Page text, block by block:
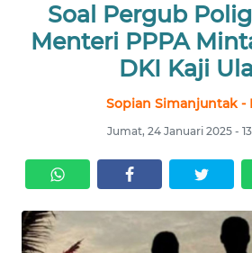
Soal Pergub
Menteri PPPA
DKI Kaji
Sopian Simanjuntak -
Jumat, 24 Januari 2025 -
NASIONAL
KRIMINAL
EKUIN